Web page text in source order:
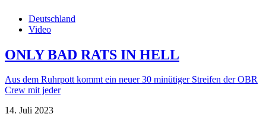
Deutschland
Video
ONLY BAD RATS IN HELL
Aus dem Ruhrpott kommt ein neuer 30 minütiger Streifen der OBR
Crew mit jeder
14. Juli 2023